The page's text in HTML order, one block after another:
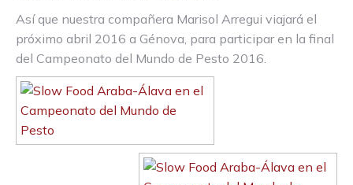
Así que nuestra compañera Marisol Arregui viajará el
próximo abril 2016 a Génova, para participar en la final
del Campeonato del Mundo de Pesto 2016.